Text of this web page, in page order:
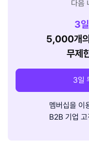
다음
3
5,000개의
무제
3일
멤버십을 이
B2B 기업 고